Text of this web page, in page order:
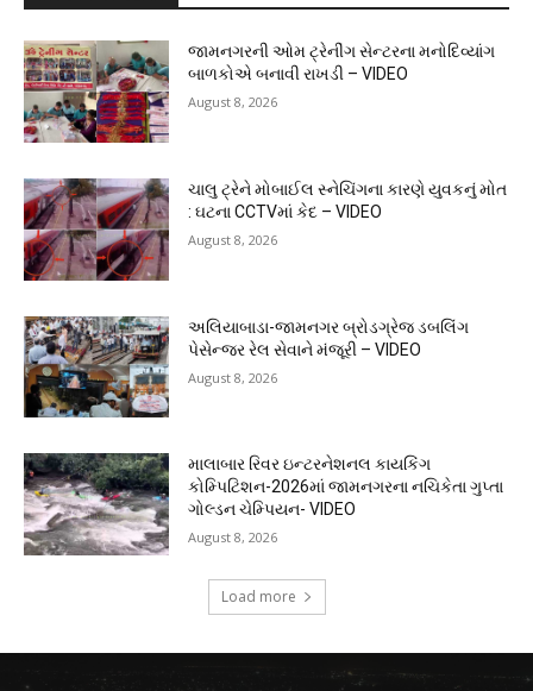
જામનગરની ઓમ ટ્રેનીંગ સેન્ટરના મનોદિવ્યાંગ
બાળકોએ બનાવી રાખડી – VIDEO
August 8, 2026
ચાલુ ટ્રેને મોબાઈલ સ્નેચિંગના કારણે યુવકનું મોત
: ઘટના CCTVમાં કેદ – VIDEO
August 8, 2026
અલિયાબાડા-જામનગર બ્રોડગ્રેજ ડબલિંગ
પેસેન્જર રેલ સેવાને મંજૂરી – VIDEO
August 8, 2026
માલાબાર રિવર ઇન્ટરનેશનલ કાયકિંગ
કોમ્પિટિશન-2026માં જામનગરના નચિકેતા ગુપ્તા
ગોલ્ડન ચેમ્પિયન- VIDEO
August 8, 2026
Load more